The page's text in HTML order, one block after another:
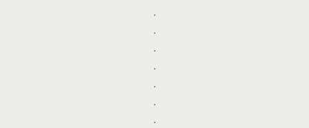
.
.
.
.
.
.
.